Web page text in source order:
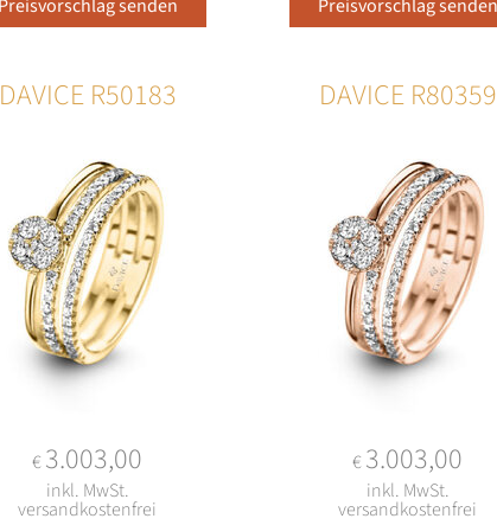
DAVICE R50183
€3.003,00
inkl. MwSt.
versandkostenfrei
DAVICE R80359
€3.003,00
inkl. MwSt.
versandkostenfrei